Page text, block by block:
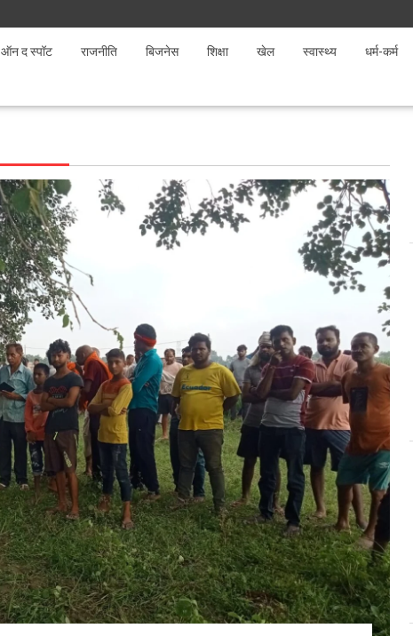
ऑन द स्पॉट राजनीति बिजनेस शिक्षा खेल स्वास्थ्य धर्म-कर्म